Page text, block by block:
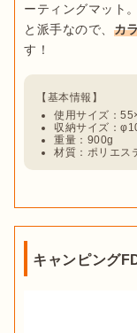
ーティングマット
と派手なので、 カ
使用サイズ：
収納サイズ：
重量：900g
材質：ポリエス
キャンピング